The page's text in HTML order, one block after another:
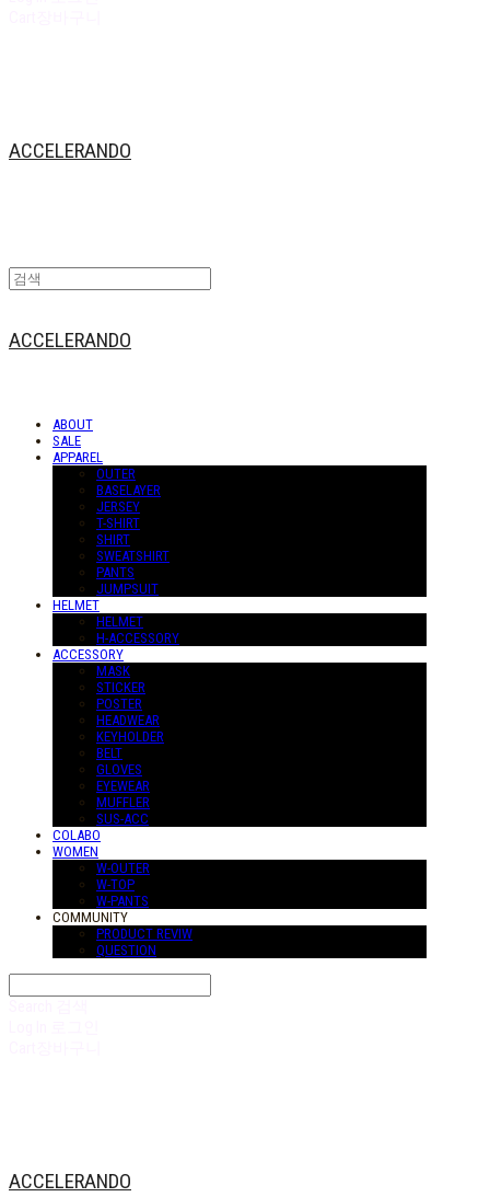
ACCELERANDO
ACCELERANDO
ABOUT
SALE
APPAREL
OUTER
BASELAYER
JERSEY
T-SHIRT
SHIRT
SWEATSHIRT
PANTS
JUMPSUIT
HELMET
HELMET
H-ACCESSORY
ACCESSORY
MASK
STICKER
POSTER
HEADWEAR
KEYHOLDER
BELT
GLOVES
EYEWEAR
MUFFLER
SUS-ACC
COLABO
WOMEN
W-OUTER
W-TOP
W-PANTS
COMMUNITY
PRODUCT REVIW
QUESTION
ACCELERANDO